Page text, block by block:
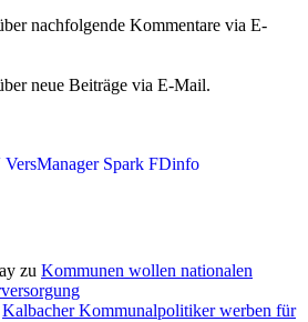
nachfolgende Kommentare via E-
neue Beiträge via E-Mail.
zu Kommunen wollen nationalen
Kalbacher Kommunalpolitiker werben für